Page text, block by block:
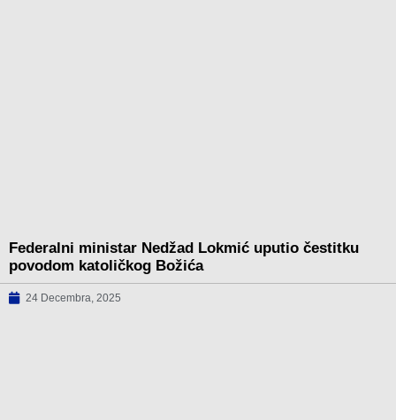
Federalni ministar Nedžad Lokmić uputio čestitku
povodom katoličkog Božića
24 Decembra, 2025